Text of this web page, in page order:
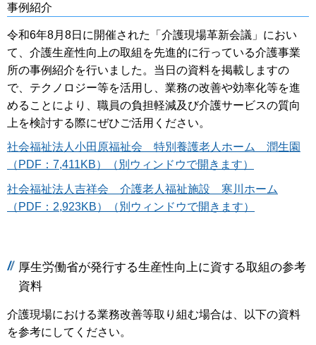
事例紹介
令和6年8月8日に開催された「介護現場革新会議」におい
て、介護生産性向上の取組を先進的に行っている介護事業
所の事例紹介を行いました。当日の資料を掲載しますの
で、テクノロジー等を活用し、業務の改善や効率化等を進
めることにより、職員の負担軽減及び介護サービスの質向
上を検討する際にぜひご活用ください。
社会福祉法人小田原福祉会 特別養護老人ホーム 潤生園
（PDF：7,411KB）（別ウィンドウで開きます）
社会福祉法人吉祥会 介護老人福祉施設 寒川ホーム
（PDF：2,923KB）（別ウィンドウで開きます）
厚生労働省が発行する生産性向上に資する取組の参考
資料
介護現場における業務改善等取り組む場合は、以下の資料
を参考にしてください。